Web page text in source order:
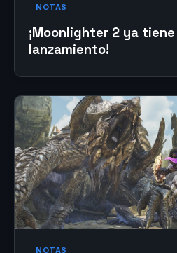
NOTAS
¡Moonlighter 2 ya
lanzamiento!
NOTAS